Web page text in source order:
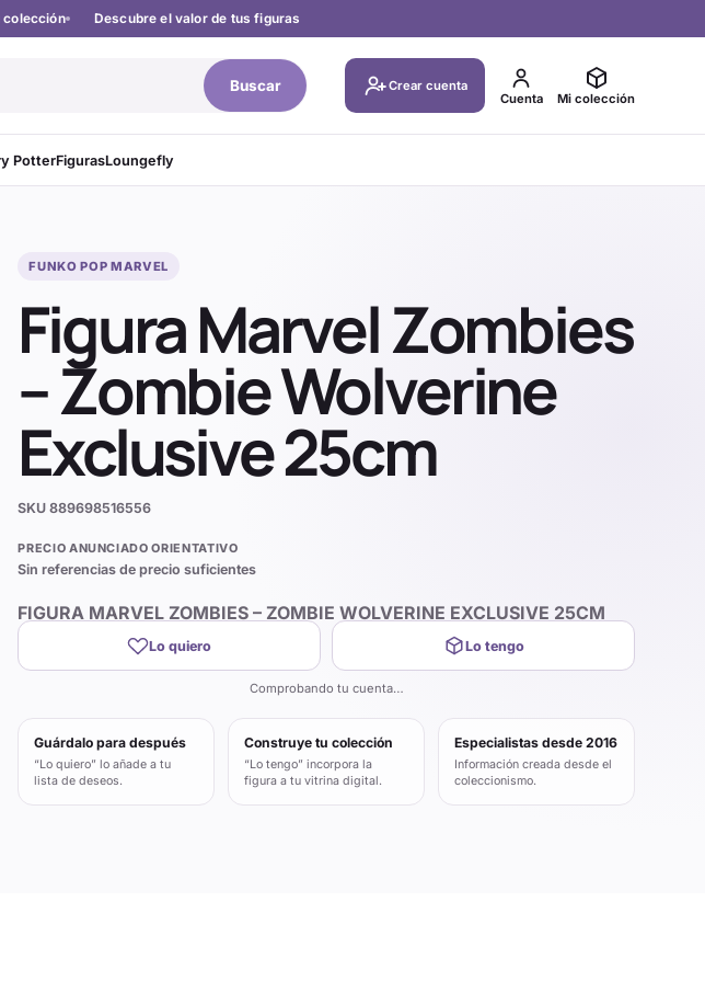
colección Descubre el valor de tus figuras
Buscar
Crear cuenta
Cuenta
Mi colección
PotterFigurasLoungefly
FUNKO POP MARVEL
Figura Marvel Zombies
– Zombie Wolverine
Exclusive 25cm
SKU889698516556
PRECIO ANUNCIADO ORIENTATIVO
Sin referencias de precio suficientes
FIGURA MARVEL ZOMBIES – ZOMBIE WOLVERINE EXCLUSIVE 25CM
Lo quiero Lo tengo
Comprobando tu cuenta…
Guárdalo para después
“Lo quiero” lo añade a tu
lista de deseos.
Construye tu colección
“Lo tengo” incorpora la
figura a tu vitrina digital.
Especialistas desde 2016
Información creada desde el
coleccionismo.